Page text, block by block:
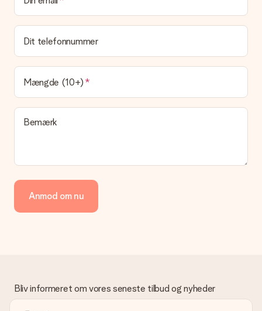
Hvad er leveringstiden, og hvornår modtager jeg min
gave?
Leveringstiden findes på gavens produktside. Du kan stole på,
at vores postfirma leverer din gave på denne dag.
Hvilke leveringsmuligheder kan jeg vælge?
I øjeblikket er det ikke (endnu) muligt at vælge en
leveringsindstilling. Den gave, du vil bestille, sendes enten som
en pakke eller som postkasse levering. Vil du gerne vide
hvilken måde din ordre sendes på? Kontakt venligst vores
Vi tilbyder følgende betalingsmetoder: Dankort, Paypal,
kreditkort, faktura via Klarna eller bankoverførsel. I tilfælde af
manuel betaling overførsel, skal du tage højde for en ekstra 3
venligst vores kundeservice, de hjælper gerne med at finde en
passende løsning.
Dit telefonnummer
Mængde (10+)
Bemærk
Anmod om nu
Bliv informeret om vores seneste tilbud og nyheder